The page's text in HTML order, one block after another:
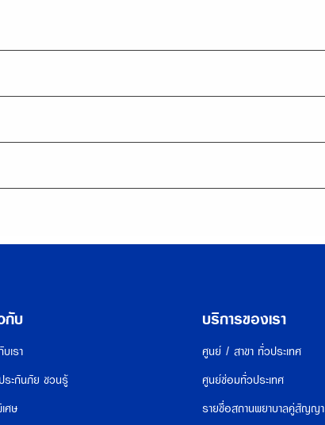
กับ
เรา
ระกันภัย ชวนรู้
ศษ
บริการของเรา
ศูนย์ / สาขา ทั่วประเทศ
ศูนย์ซ่อมทั่วประเทศ
รายชื่อสถานพยาบาลคู่สัญญา